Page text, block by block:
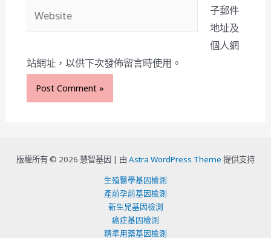
子郵件
地址及
個人網
站網址，以供下次發佈留言時使用。
版權所有 © 2026 慧智基因 | 由 Astra WordPress Theme 提供支持
生殖醫學基因檢測
產前孕前基因檢測
新生兒基因檢測
癌症基因檢測
精準用藥基因檢測